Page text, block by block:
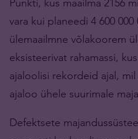
vara kui planeedi 4 600 000
ülemaailmne võlakoorem
eksisteerivat rahamassi,
ajaloolisi rekordeid ajal,
ajaloo ühele suurimale
Defektsete